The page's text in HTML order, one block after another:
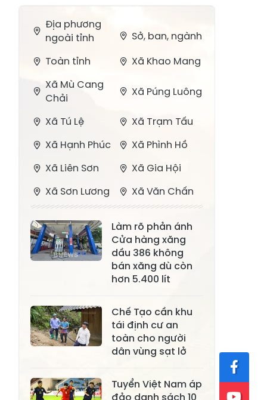
Địa phương
ngoài tỉnh
Sở, ban, ngành
Toàn tỉnh
Xã Khao Mang
Xã Mù Cang
Chải
Xã Púng Luông
Xã Tú Lệ
Xã Trạm Tấu
Xã Hạnh Phúc
Xã Phình Hồ
Xã Liên Sơn
Xã Gia Hội
Xã Sơn Lương
Xã Văn Chấn
Bằng La
Xã Chấn Thịnh
Xã Nghĩa Tâm
Xã Phong Dụ
Hạ
Xã Đông
Cuông
Xã Tân Hợp
Xã Mậu A Xã Xuân Ái
Xã Mỏ Vàng
Thượng
Làm rõ phản ánh
Cửa hàng xăng
dầu 386 không
bán xăng dù còn
hơn 5.400 lít
Chế Tạo cần khu
tái định cư an
toàn cho người
dân vùng sạt lở
Tuyển Việt Nam áp